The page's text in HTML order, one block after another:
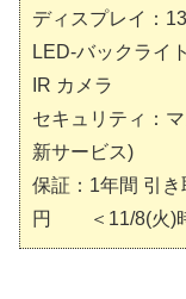
ディスプレイ：
LED-バックライ
IR カメラ
セキュリティ：
新サービス)
保証：1年間 引
円 ＜11/8(火)